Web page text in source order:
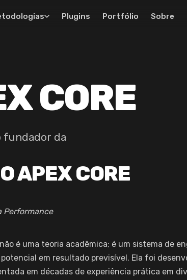
Plugins Portfólio Sobre
CORE
fundador da
APEX CORE
Performance
não é uma teoria acadêmica; é um sistema de
em resultado previsível. Ela foi
em décadas de experiência prática em